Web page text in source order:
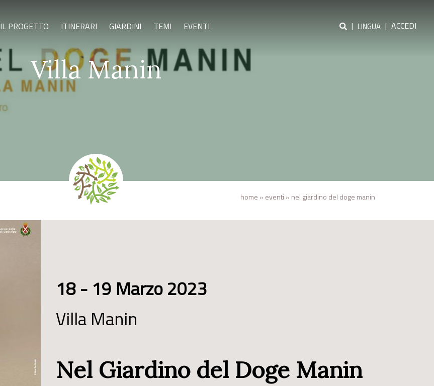
IL PROGETTO ITINERARI GIARDINI TEMI EVENTI | LINGUA | ACCEDI
Villa Manin
home » eventi » nel giardino del doge manin
18 - 19 Marzo 2023
Villa Manin
Nel Giardino del Doge Manin